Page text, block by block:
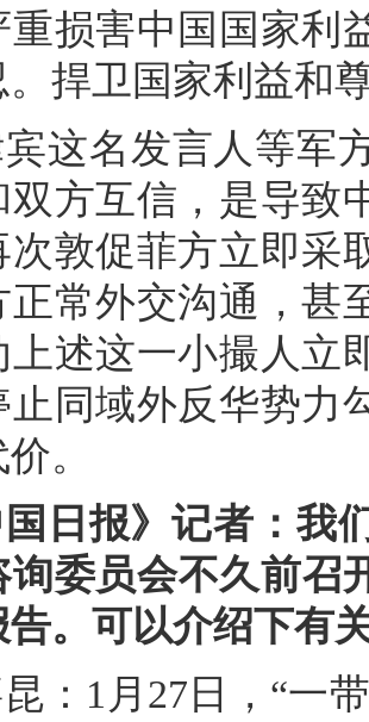
重损害中国国家利
。捍卫国家利益和
这名发言人等军
双方互信，是导致
次敦促菲方立即采
正常外交沟通，甚
上述这一小撮人立
止同域外反华势力
。
国日报》记者：我
询委员会不久前召
告。可以介绍下有
：1月27日，“一